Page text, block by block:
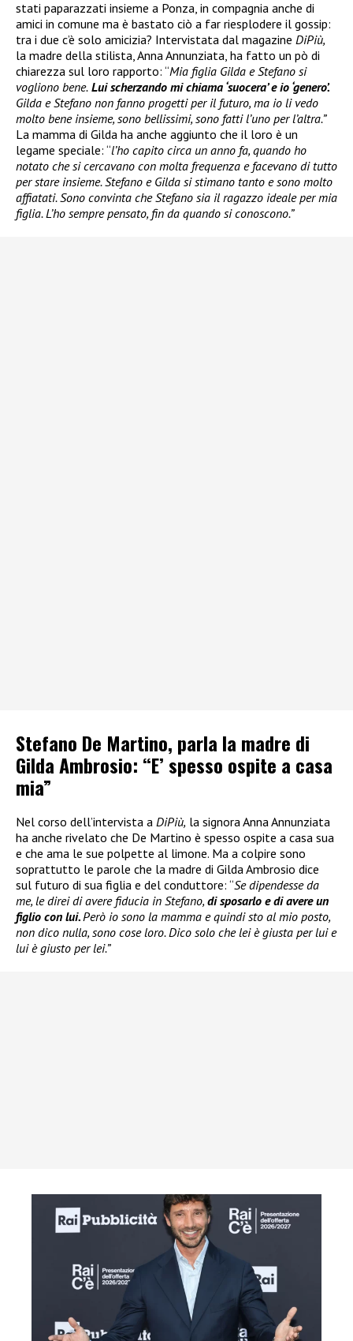
stati paparazzati insieme a Ponza, in compagnia anche di
amici in comune ma è bastato ciò a far riesplodere il gossip:
tra i due c’è solo amicizia? Intervistata dal magazine DiPiù,
la madre della stilista, Anna Annunziata, ha fatto un pò di
chiarezza sul loro rapporto: “Mia figlia Gilda e Stefano si
vogliono bene. Lui scherzando mi chiama ‘suocera’ e io ‘genero’.
Gilda e Stefano non fanno progetti per il futuro, ma io li vedo
molto bene insieme, sono bellissimi, sono fatti l’uno per l’altra.”
La mamma di Gilda ha anche aggiunto che il loro è un
legame speciale: “l’ho capito circa un anno fa, quando ho
notato che si cercavano con molta frequenza e facevano di tutto
per stare insieme. Stefano e Gilda si stimano tanto e sono molto
affiatati. Sono convinta che Stefano sia il ragazzo ideale per mia
figlia. L’ho sempre pensato, fin da quando si conoscono.”
Stefano De Martino, parla la madre di
Gilda Ambrosio: “E’ spesso ospite a casa
mia”
Nel corso dell’intervista a DiPiù, la signora Anna Annunziata
ha anche rivelato che De Martino è spesso ospite a casa sua
e che ama le sue polpette al limone. Ma a colpire sono
soprattutto le parole che la madre di Gilda Ambrosio dice
sul futuro di sua figlia e del conduttore: “Se dipendesse da
me, le direi di avere fiducia in Stefano, di sposarlo e di avere un
figlio con lui. Però io sono la mamma e quindi sto al mio posto,
non dico nulla, sono cose loro. Dico solo che lei è giusta per lui e
lui è giusto per lei.”